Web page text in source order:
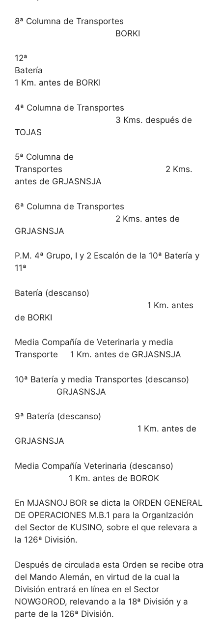
8ª Columna de Transportes
BORKI
12ª
Batería
1 Km. antes de BORKI
4ª Columna de Transportes
3 Kms. después de
TOJAS
5ª Columna de
Transportes 2 Kms.
antes de GRJASNSJA
6ª Columna de Transportes
2 Kms. antes de
GRJASNSJA
P.M. 4ª Grupo, I y 2 Escalón de la 10ª Batería y
11ª
Batería (descanso)
1 Km. antes
de BORKI
Media Compañía de Veterinaria y media
Transporte 1 Km. antes de GRJASNSJA
10ª Batería y media Transportes (descanso)
GRJASNSJA
9ª Batería (descanso)
1 Km. antes de
GRJASNSJA
Media Compañía Veterinaria (descanso)
1 Km. antes de BOROK
En MJASNOJ BOR se dicta la ORDEN GENERAL
DE OPERACIONES M.B.1 para la OrganIzación
del Sector de KUSINO, sobre el que relevara a
la 126ª División.
Después de circulada esta Orden se recibe otra
del Mando Alemán, en virtud de la cual la
División entrará en línea en el Sector
NOWGOROD, relevando a la 18ª División y a
parte de la 126ª División.